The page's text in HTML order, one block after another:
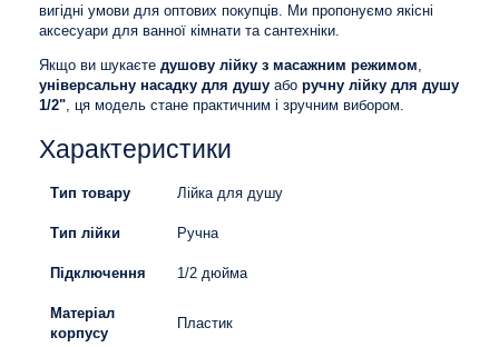
вигідні умови для оптових покупців. Ми пропонуємо якісні
аксесуари для ванної кімнати та сантехніки.
Якщо ви шукаєте душову лійку з масажним режимом,
універсальну насадку для душу або ручну лійку для душу
1/2", ця модель стане практичним і зручним вибором.
Характеристики
Тип товару Лійка для душу
Тип лійки Ручна
Підключення 1/2 дюйма
Матеріал
корпусу
Пластик